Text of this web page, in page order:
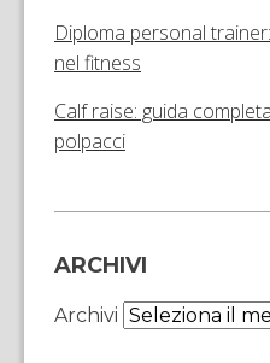
Diploma personal
nel fitness
Calf raise: guida
polpacci
ARCHIVI
Archivi